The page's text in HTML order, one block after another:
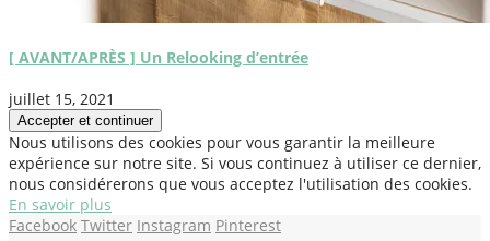
[ AVANT/APRÈS ] Un Relooking d’entrée
juillet 15, 2021
Nous utilisons des cookies pour vous garantir la meilleure
expérience sur notre site. Si vous continuez à utiliser ce dernier,
nous considérerons que vous acceptez l'utilisation des cookies.
En savoir plus
Facebook Twitter Instagram Pinterest